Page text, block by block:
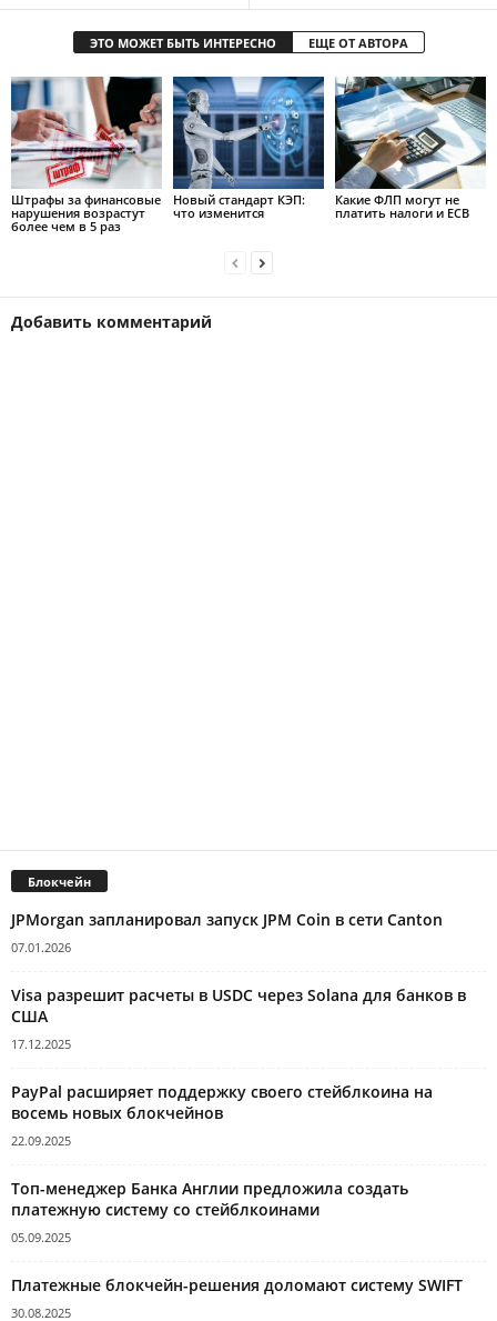
ЭТО МОЖЕТ БЫТЬ ИНТЕРЕСНО ЕЩЕ ОТ АВТОРА
Штрафы за финансовые
нарушения возрастут
более чем в 5 раз
Новый стандарт КЭП:
что изменится
Какие ФЛП могут не
платить налоги и ЕСВ
Добавить комментарий
Блокчейн
JPMorgan запланировал запуск JPM Coin в сети Canton
07.01.2026
Visa разрешит расчеты в USDC через Solana для банков в
США
17.12.2025
PayPal расширяет поддержку своего стейблкоина на
восемь новых блокчейнов
22.09.2025
Топ-менеджер Банка Англии предложила создать
платежную систему со стейблкоинами
05.09.2025
Платежные блокчейн-решения доломают систему SWIFT
30.08.2025